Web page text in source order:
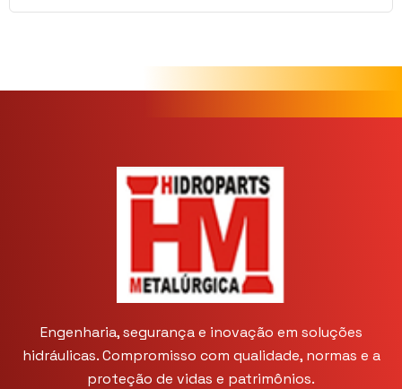
Engenharia, segurança e inovação em soluções
hidráulicas. Compromisso com qualidade, normas e a
proteção de vidas e patrimônios.